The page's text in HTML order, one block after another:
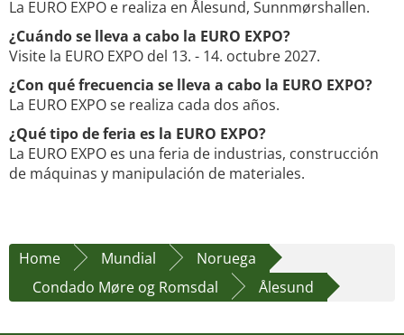
La EURO EXPO e realiza en Ålesund, Sunnmørshallen.
¿Cuándo se lleva a cabo la EURO EXPO?
Visite la EURO EXPO del 13. - 14. octubre 2027.
¿Con qué frecuencia se lleva a cabo la EURO EXPO?
La EURO EXPO se realiza cada dos años.
¿Qué tipo de feria es la EURO EXPO?
La EURO EXPO es una feria de industrias, construcción
de máquinas y manipulación de materiales.
Home Mundial
Noruega
Condado Møre og Romsdal
Ålesund